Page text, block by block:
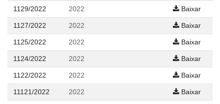
1129/2022 2022 Baixar
1127/2022 2022 Baixar
1125/2022 2022 Baixar
1124/2022 2022 Baixar
1122/2022 2022 Baixar
11121/2022 2022 Baixar